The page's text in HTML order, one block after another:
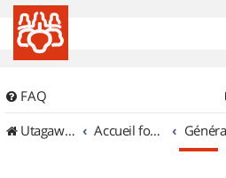
FAQ
UtagawaVTT (Randos VTT et VTTAE avec traces GPS)
Accueil forum